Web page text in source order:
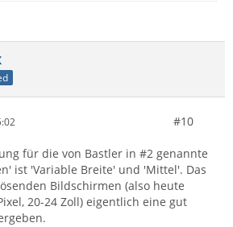
#10
für die von Bastler in #2 genannte
ist 'Variable Breite' und 'Mittel'. Das
Bildschirmen (also heute
20-24 Zoll) eigentlich eine gut